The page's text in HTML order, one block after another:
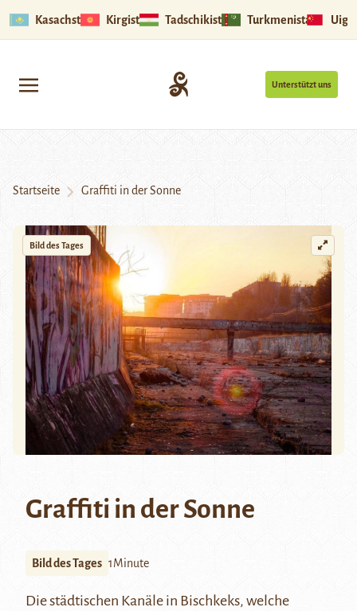
Kasachstan Kirgistan Tadschikistan Turkmenistan
Unterstützt uns
Startseite Graffiti in der Sonne
Bild des Tages
Graffiti in der Sonne
Bild des Tages 1Minute
Die städtischen Kanäle in Bischkeks, welche